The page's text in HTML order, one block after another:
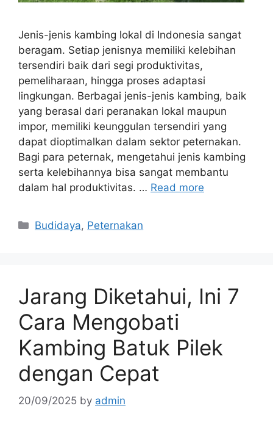
Jenis-jenis kambing lokal di Indonesia sangat
beragam. Setiap jenisnya memiliki kelebihan
tersendiri baik dari segi produktivitas,
pemeliharaan, hingga proses adaptasi
lingkungan. Berbagai jenis-jenis kambing, baik
yang berasal dari peranakan lokal maupun
impor, memiliki keunggulan tersendiri yang
dapat dioptimalkan dalam sektor peternakan.
Bagi para peternak, mengetahui jenis kambing
serta kelebihannya bisa sangat membantu
dalam hal produktivitas. … Read more
Categories
Budidaya, Peternakan
Jarang Diketahui, Ini 7
Cara Mengobati
Kambing Batuk Pilek
dengan Cepat
20/09/2025 by admin